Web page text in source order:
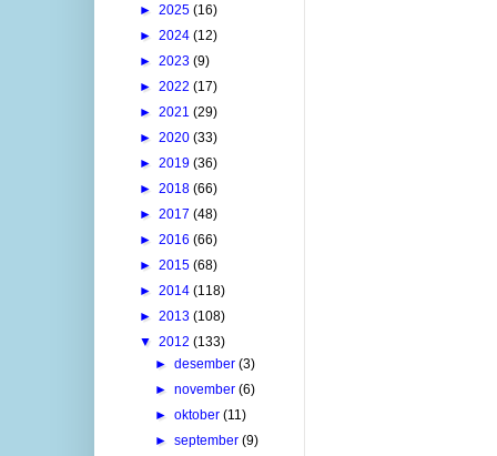
► 2025 (16)
► 2024 (12)
► 2023 (9)
► 2022 (17)
► 2021 (29)
► 2020 (33)
► 2019 (36)
► 2018 (66)
► 2017 (48)
► 2016 (66)
► 2015 (68)
► 2014 (118)
► 2013 (108)
▼ 2012 (133)
►desember(3)
►november(6)
►oktober(11)
►september(9)